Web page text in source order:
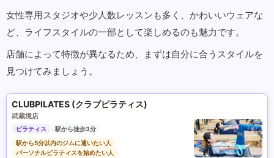
女性専用スタジオや少人数レッスンも多く、かわいいウェアな
ど、ライフスタイルの一部として楽しめるのも魅力です。
店舗によって特徴が異なるため、まずは自分に合うスタイルを
見つけてみましょう。
CLUBPILATES (クラブピラティス)
武蔵境店
ピラティス
駅から徒歩3分
駅から5分以内のジムに通いたい人
パーソナルピラティスを始めたい人